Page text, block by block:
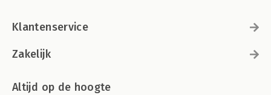
Klantenservice
Zakelijk
Altijd op de hoogte